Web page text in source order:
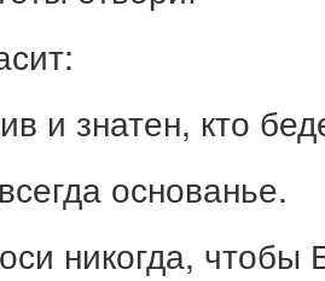
и знатен, кто
основанье.
никогда, чтобы